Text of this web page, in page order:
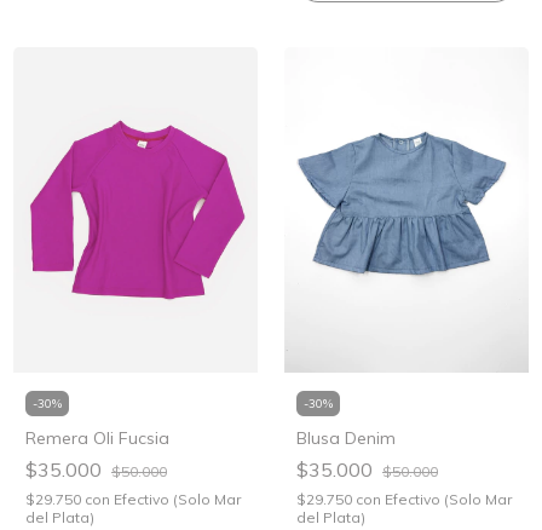
-30%
Remera Oli Fucsia
$35.000 $50.000
$29.750 con Efectivo (Solo Mar
del Plata)
-30%
Blusa Denim
$35.000 $50.000
$29.750 con Efectivo (Solo Mar
del Plata)